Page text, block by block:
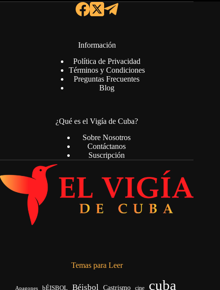
Información
Política de Privacidad
Términos y Condiciones
Preguntas Frecuentes
Blog
¿Qué es el Vigía de Cuba?
Sobre Nosotros
Contáctanos
Suscripción
Temas para Leer
Apagones bÉISBOL Béisbol Castrismo cine cuba